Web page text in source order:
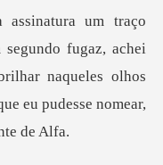
gundo fugaz, achei
naqueles olhos